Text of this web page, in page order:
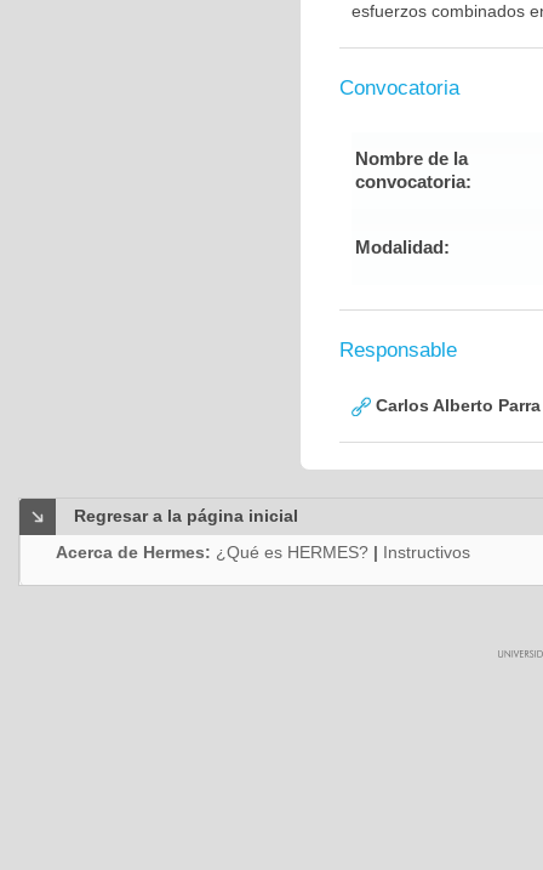
esfuerzos combinados
Convocatoria
Nombre de la
convocatoria:
Modalidad:
Responsable
Carlos Alberto
Regresar a la página inicial
Acerca de Hermes: ¿Qué es HERMES? | Instructivos